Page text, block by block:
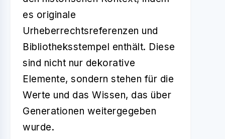
es originale
Urheberrechtsreferenzen und
Bibliotheksstempel enthält. Diese
sind nicht nur dekorative
Elemente, sondern stehen für die
Werte und das Wissen, das über
Generationen weitergegeben
wurde.